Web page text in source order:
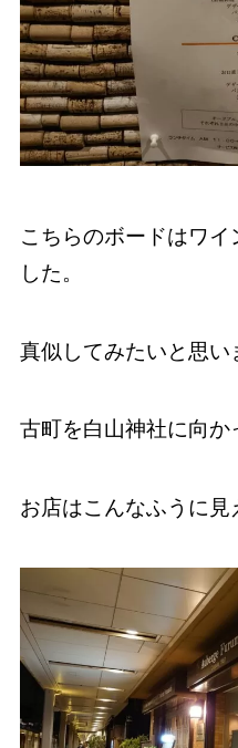
こちらのボードはワ
した。
真似してみたいと思い
古町を白山神社に向か
お店はこんなふうに見